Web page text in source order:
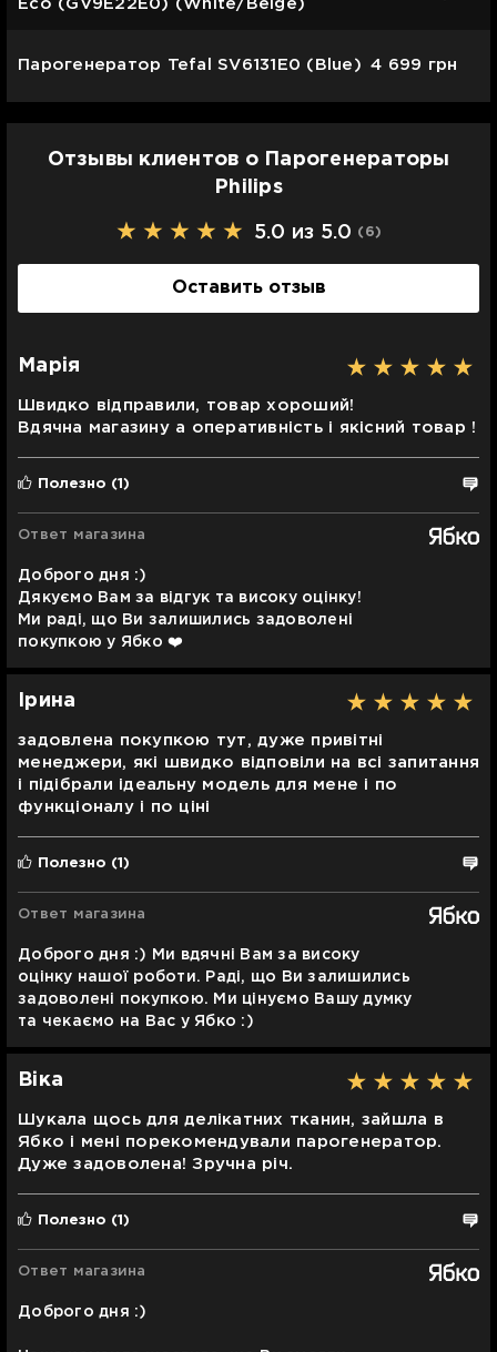
Eco (GV9E22E0) (White/Beige)
Парогенератор Tefal SV6131E0 (Blue) 4 699 грн
Отзывы клиентов о Парогенераторы
Philips
5.0 из 5.0 (6)
Оставить отзыв
Марія
Швидко відправили, товар хороший!
Вдячна магазину а оперативність і якісний товар !
Полезно (1)
Ответ магазина
Доброго дня :)
Дякуємо Вам за відгук та високу оцінку!
Ми раді, що Ви залишились задоволені
покупкою у Ябко ❤️
Ірина
задовлена покупкою тут, дуже привітні
менеджери, які швидко відповіли на всі запитання
і підібрали ідеальну модель для мене і по
функціоналу і по ціні
Полезно (1)
Ответ магазина
Доброго дня :) Ми вдячні Вам за високу
оцінку нашої роботи. Раді, що Ви залишились
задоволені покупкою. Ми цінуємо Вашу думку
та чекаємо на Вас у Ябко :)
Віка
Шукала щось для делікатних тканин, зайшла в
Ябко і мені порекомендували парогенератор.
Дуже задоволена! Зручна річ.
Полезно (1)
Ответ магазина
Доброго дня :)